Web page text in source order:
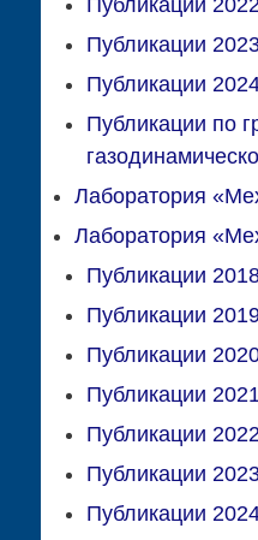
Публикации
Публикации
Публикации
Публикации по
Лаборатория
Лаборатория
Публикации
Публикации
Публикации
Публикации
Публикации
Публикации
Публикации